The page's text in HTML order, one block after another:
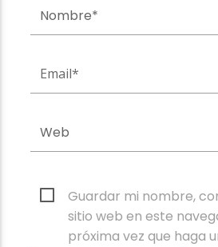
Guardar mi nombre,
sitio web en este
próxima vez que haga